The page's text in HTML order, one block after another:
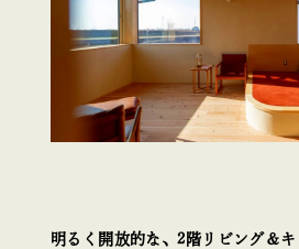
明るく開放的な、2階リビング＆